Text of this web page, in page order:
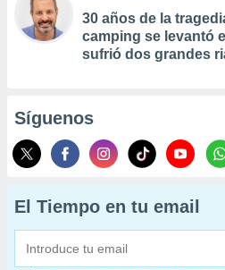
30 años de la
camping se levantó
sufrió dos grandes
Síguenos
El Tiempo en tu email